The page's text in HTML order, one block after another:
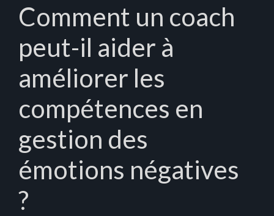
Comment un coach
peut-il aider à
améliorer les
compétences en
gestion des
émotions négatives
?